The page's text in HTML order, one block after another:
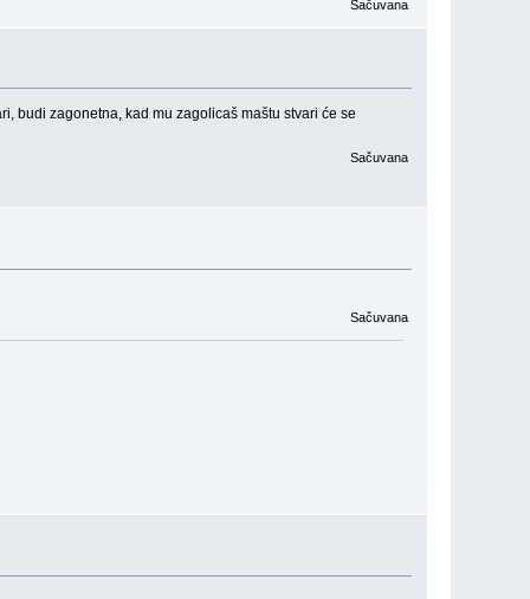
Sačuvana
budi zagonetna, kad mu zagolicaš maštu stvari će se
Sačuvana
Sačuvana